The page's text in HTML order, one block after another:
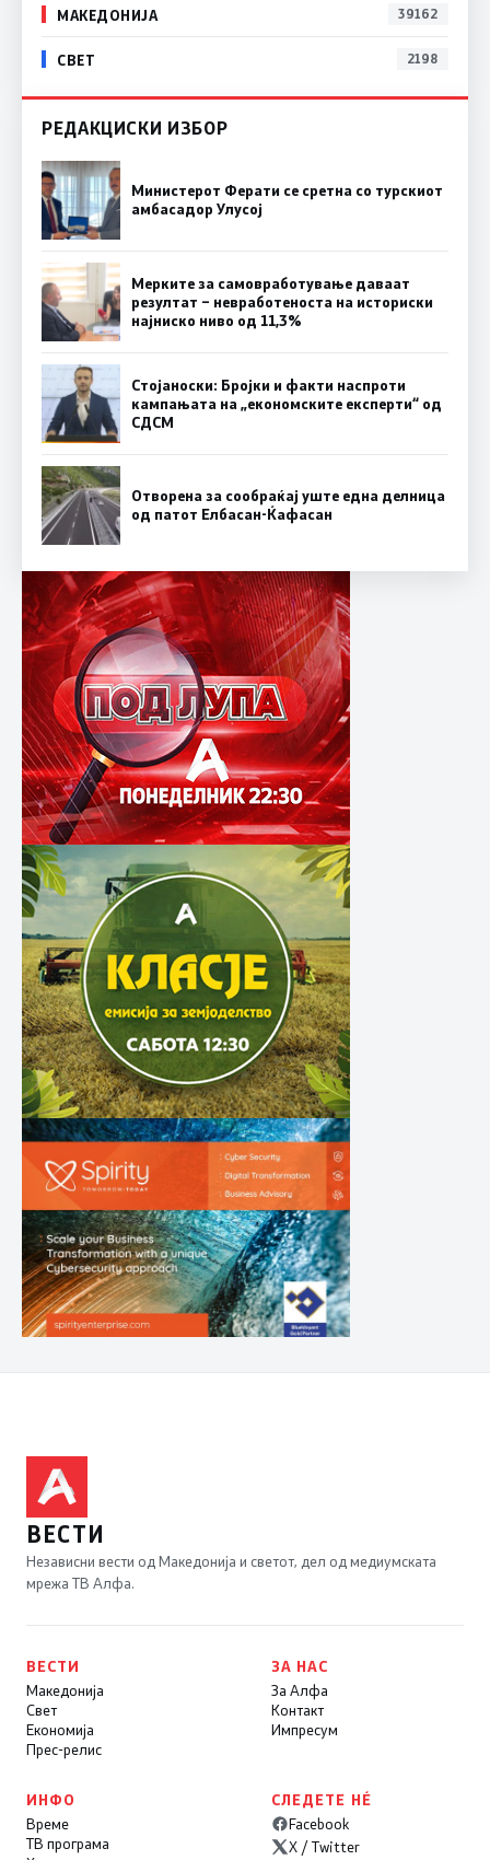
МАКЕДОНИЈА 39162
СВЕТ 2198
РЕДАКЦИСКИ ИЗБОР
Министерот Ферати се сретна со турскиот
амбасадор Улусој
Мерките за самовработување даваат
резултат – невработеноста на историски
најниско ниво од 11,3%
Стојаноски: Бројки и факти наспроти
кампањата на „економските експерти“ од
СДСM
Отворена за сообраќај уште една делница
од патот Елбасан-Ќафасан
ВЕСТИ
Независни вести од Македонија и светот, дел од медиумската
мрежа ТВ Алфа.
ВЕСТИ
Македонија
Свет
Економија
Прес-релис
ЗА НАС
За Алфа
Контакт
Импресум
ИНФО
Време
ТВ програма
СЛЕДЕТЕ НÉ
Facebook
X / Twitter